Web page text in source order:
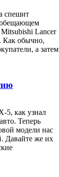
спешит
Lancer
Как обычно,
а затем
5, как узнал
Теперь
модели нас
Давайте же их